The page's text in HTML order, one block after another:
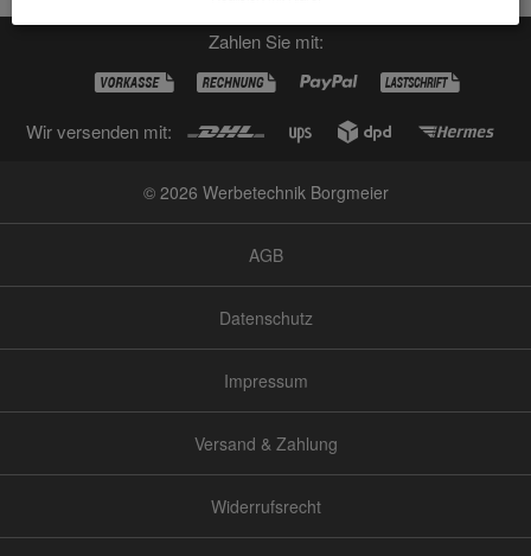
Zahlen Sie mit:
Wir versenden mit:
© 2026 Werbetechnik Borgmeier
AGB
Datenschutz
Impressum
Versand & Zahlung
Widerrufsrecht